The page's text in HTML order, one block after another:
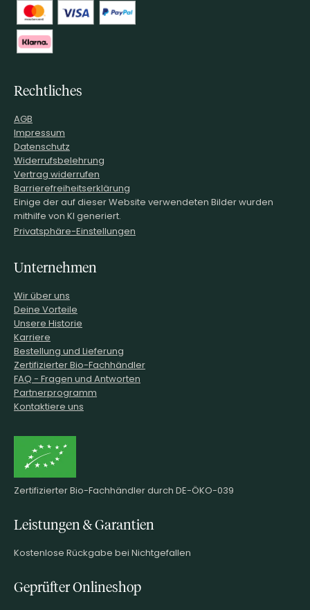
Rechtliches
AGB
Impressum
Datenschutz
Widerrufsbelehrung
Vertrag widerrufen
Barrierefreiheitserklärung
Einige der auf dieser Website verwendeten Bilder wurden
mithilfe von KI generiert.
Privatsphäre-Einstellungen
Unternehmen
Wir über uns
Deine Vorteile
Unsere Historie
Karriere
Bestellung und Lieferung
Zertifizierter Bio-Fachhändler
FAQ - Fragen und Antworten
Partnerprogramm
Kontaktiere uns
Zertifizierter Bio-Fachhändler durch DE-ÖKO-039
Leistungen & Garantien
Kostenlose Rückgabe bei Nichtgefallen
Geprüfter Onlineshop